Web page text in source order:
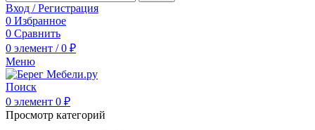
Вход / Регистрация
0 Избранное
0 Сравнить
0 элемент / 0 ₽
Меню
Поиск
0 элемент 0 ₽
Просмотр категорий